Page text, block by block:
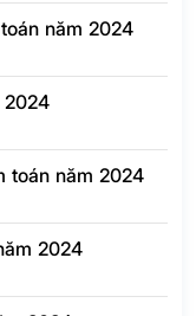
năm 2024
2024
toán năm 2024
2024